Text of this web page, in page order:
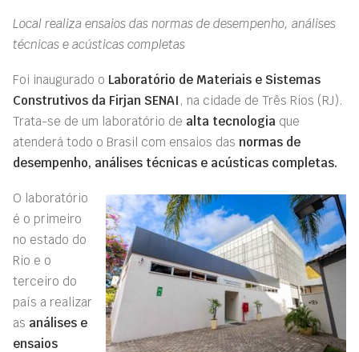
Local realiza ensaios das normas de desempenho, análises
técnicas e acústicas completas
Foi inaugurado o Laboratório de Materiais e Sistemas
Construtivos da Firjan SENAI , na cidade de Três Rios (RJ).
Trata-se de um laboratório de alta tecnologia que
atenderá todo o Brasil com ensaios das normas de
desempenho, análises técnicas e acústicas completas.
O laboratório
é o primeiro
no estado do
Rio e o
terceiro do
país a realizar
as análises e
ensaios